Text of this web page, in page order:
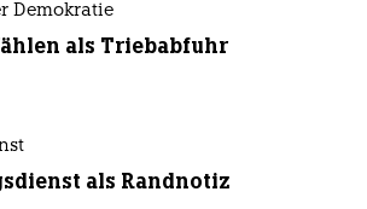
Demokratie
als Triebabfuhr
als Randnotiz